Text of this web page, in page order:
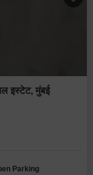
इस्टेट, मुंबई
Parking